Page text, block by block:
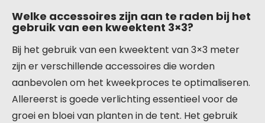
Welke accessoires zijn aan te raden bij het
gebruik van een kweektent 3×3?
Bij het gebruik van een kweektent van 3×3 meter
zijn er verschillende accessoires die worden
aanbevolen om het kweekproces te optimaliseren.
Allereerst is goede verlichting essentieel voor de
groei en bloei van planten in de tent. Het gebruik